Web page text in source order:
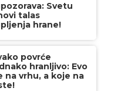
Svetu
talas
hrane!
povrće
hranljivo: Evo
na vrhu, a koje na